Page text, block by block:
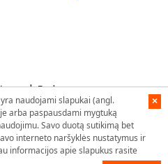
×
naudojami slapukai (angl.
arba paspausdami mygtuką
Savo duotą sutikimą bet
interneto naršyklės nustatymus ir
informacijos apie slapukus rasite
kūrė